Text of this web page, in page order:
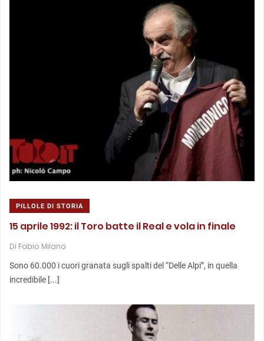
PILLOLE DI STORIA
15 aprile 1992: il Toro batte il Real e vola in finale
Di Fabio Milano
Sono 60.000 i cuori granata sugli spalti del “Delle Alpi”, in quella
incredibile [...]